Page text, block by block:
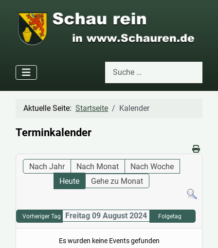
Suchen
Aktuelle Seite: Startseite Kalender
Terminkalender
Nach Jahr Nach Monat
Nach Woche
Heute
Gehe zu Monat
Vorheriger Tag Freitag 09 August 2024 Folgetag
Es wurden keine Events gefunden